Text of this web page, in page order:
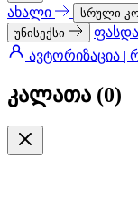
ახალი სრული
უნისექსი
ავტორიზაცია |
კალათა (0)